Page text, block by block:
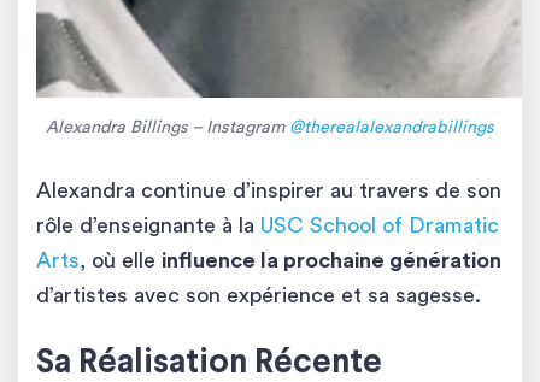
Alexandra Billings – Instagram @therealalexandrabillings
Alexandra continue d’inspirer au travers de son
rôle d’enseignante à la USC School of Dramatic
Arts, où elle influence la prochaine génération
d’artistes avec son expérience et sa sagesse.
Sa Réalisation Récente